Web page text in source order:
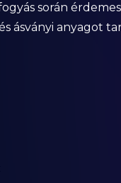
során
ásványi anyagot